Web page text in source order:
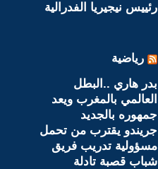
يجري مباحثات هاتفية مع
رياضية
بدر هاري ..البطل
العالمي بالمغرب ويعد
جمهوره بالجديد‎
جريندو يقترب من تحمل